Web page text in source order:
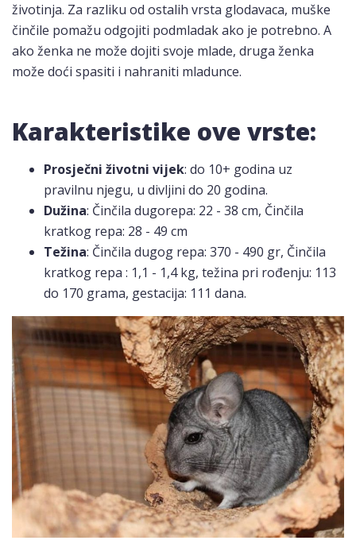
životinja. Za razliku od ostalih vrsta glodavaca, muške
činčile pomažu odgojiti podmladak ako je potrebno. A
ako ženka ne može dojiti svoje mlade, druga ženka
može doći spasiti i nahraniti mladunce.
Karakteristike ove vrste:
Prosječni životni vijek: do 10+ godina uz
pravilnu njegu, u divljini do 20 godina.
Dužina: Činčila dugorepa: 22 - 38 cm, Činčila
kratkog repa: 28 - 49 cm
Težina: Činčila dugog repa: 370 - 490 gr, Činčila
kratkog repa : 1,1 - 1,4 kg, težina pri rođenju: 113
do 170 grama, gestacija: 111 dana.